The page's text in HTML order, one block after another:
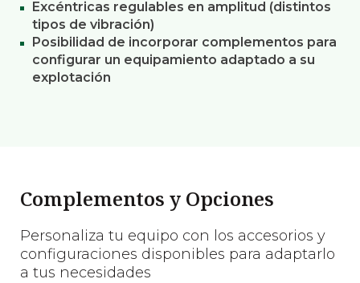
Excéntricas regulables en amplitud (distintos
tipos de vibración)
Posibilidad de incorporar complementos para
configurar un equipamiento adaptado a su
explotación
Complementos y Opciones
Personaliza tu equipo con los accesorios y
configuraciones disponibles para adaptarlo
a tus necesidades